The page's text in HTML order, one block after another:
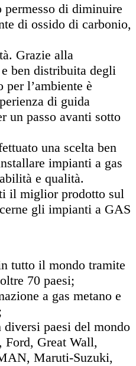
di diminuire
di ossido di carbonio,
Grazie alla
ben distribuita degli
l’ambiente è
di guida
un passo avanti sotto
una scelta ben
impianti a gas
e qualità.
il miglior prodotto sul
gli impianti a GAS
tutto il mondo tramite
70 paesi;
a gas metano e
diversi paesi del mondo
Ford, Great Wall,
Maruti-Suzuki,